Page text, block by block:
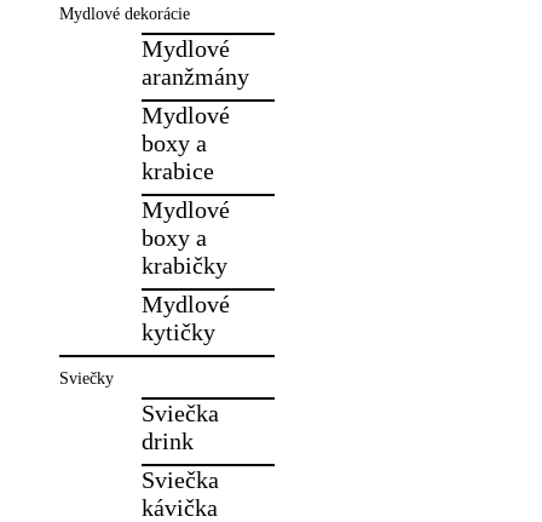
Mydlové dekorácie
Mydlové
aranžmány
Mydlové
boxy a
krabice
Mydlové
boxy a
krabičky
Mydlové
kytičky
Sviečky
Sviečka
drink
Sviečka
kávička